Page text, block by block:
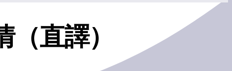
直譯）